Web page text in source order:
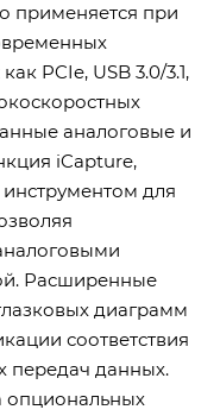
применяется при
PCIe, USB 3.0/3.1,
аналоговые и
iCapture,
для
Расширенные
диаграмм
соответствия
передач данных.
опциональных